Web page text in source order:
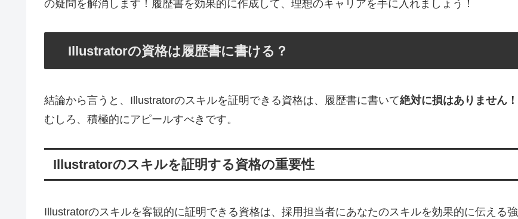
の疑問を解消します！履歴書を効果的に作成して、理想のキャリアを手に入れましょう！
Illustratorの資格は履歴書に書ける？
結論から言うと、Illustratorのスキルを証明できる資格は、履歴書に書いて絶対に損はありません！
むしろ、積極的にアピールすべきです。
Illustratorのスキルを証明する資格の重要性
Illustratorのスキルを客観的に証明できる資格は、採用担当者にあなたのスキルを効果的に伝える強